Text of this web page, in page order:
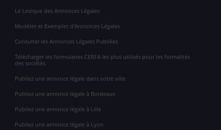
Le Lexique des Annonces Légales
Modèles et Exemples d'Annonces Légales
Consulter les Annonces Légales Publiées
Télécharger les formulaires CERFA les plus utilisés pour les formalités
des sociétés
Publiez une annonce légale dans votre ville
Publiez une annonce légale à Bordeaux
Publiez une annonce légale à Lille
Publiez une annonce légale à Lyon